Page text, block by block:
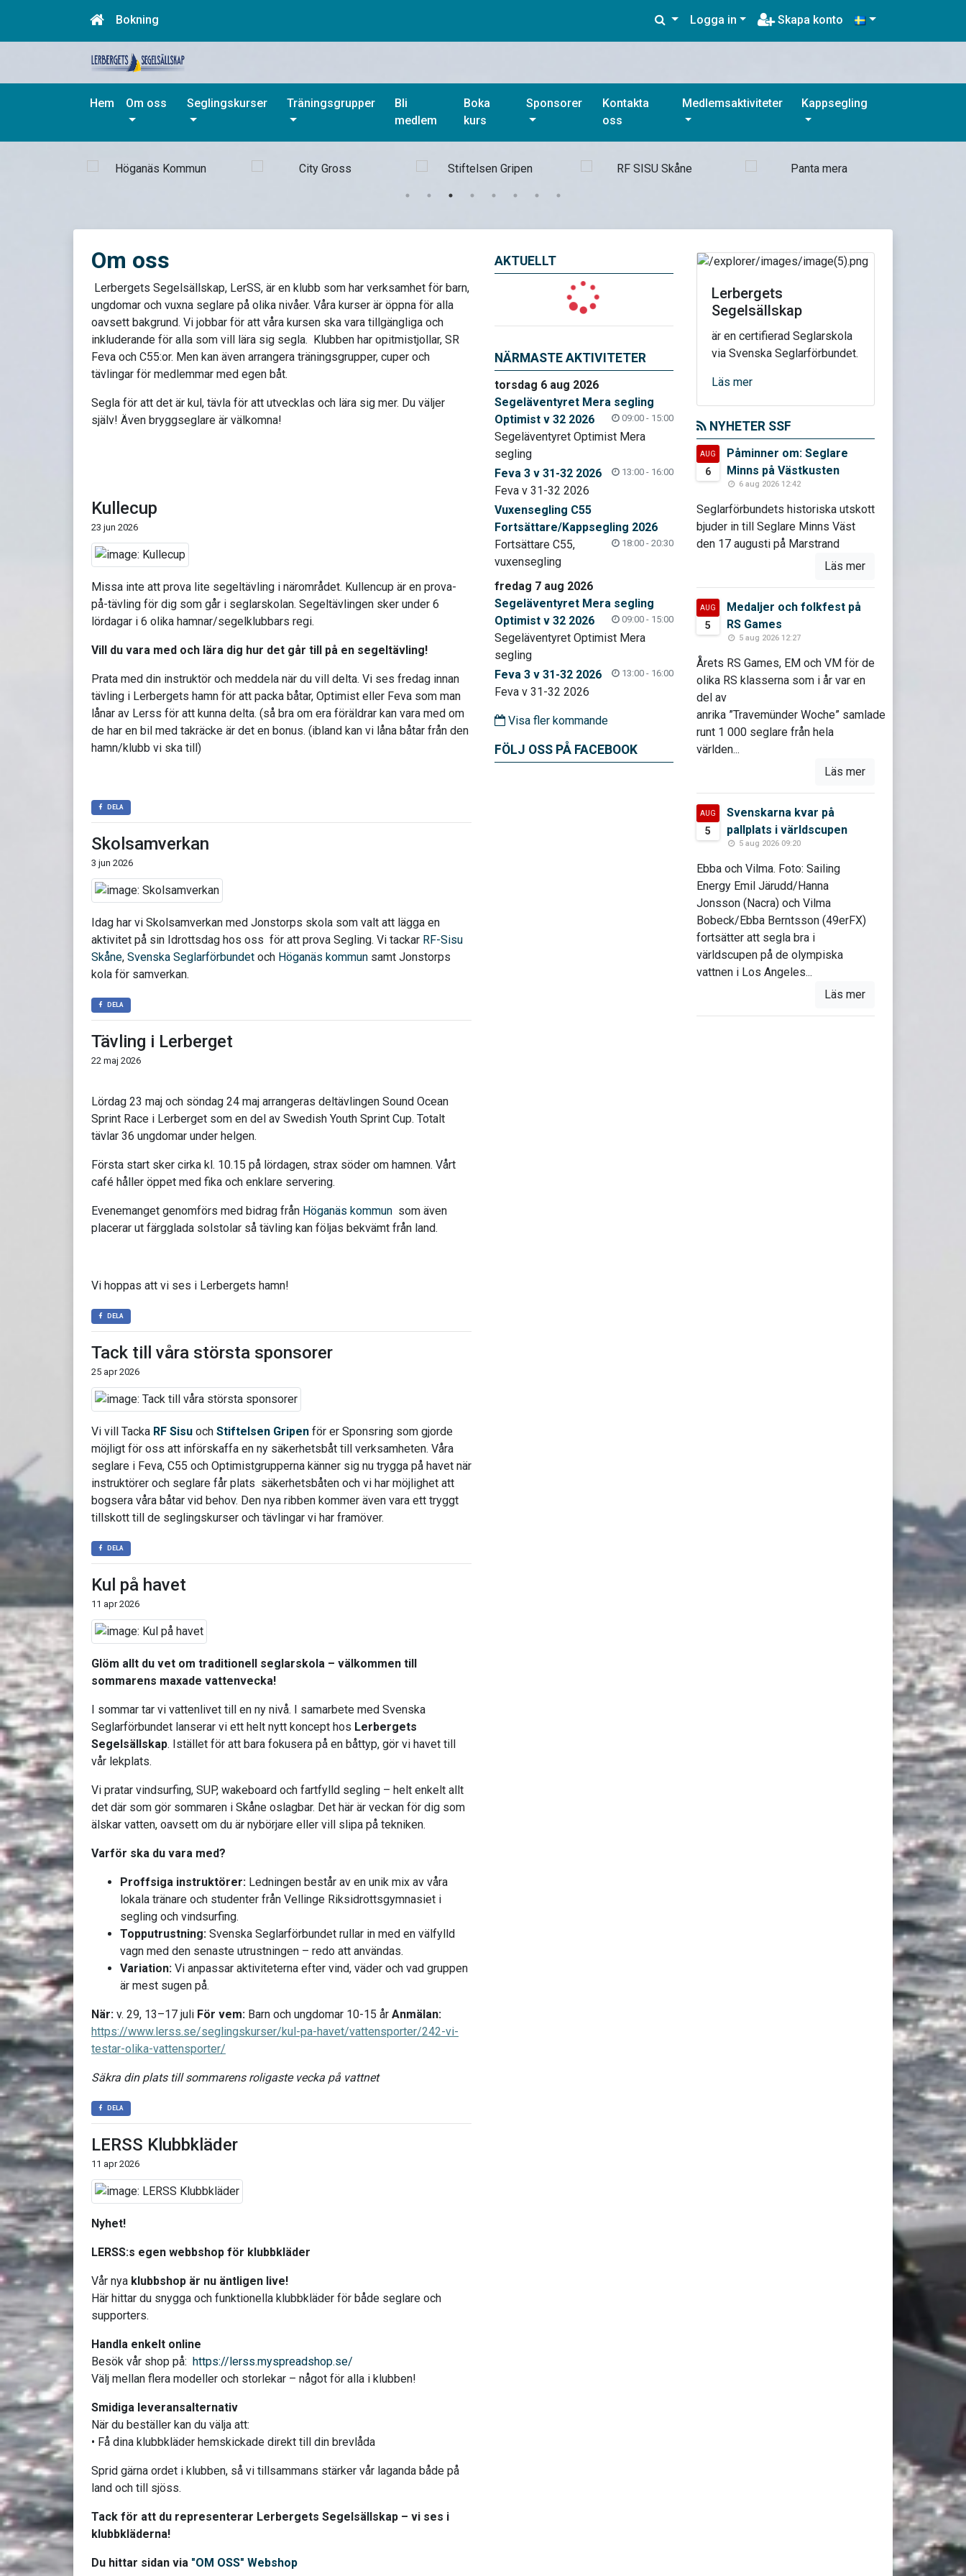
Bokning Logga in Skapa konto
Hem Om oss Seglingskurser Träningsgrupper
Bli
medlem
Boka
kurs
Sponsorer
Kontakta
oss
Medlemsaktiviteter Kappsegling
AKTUELLT
NÄRMASTE AKTIVITETER
torsdag 6 aug 2026
Segeläventyret Mera segling
Optimist v 32 2026
09:00 - 15:00
Segeläventyret Optimist Mera
segling
Feva 3 v 31-32 2026
13:00 - 16:00
Feva v 31-32 2026
Vuxensegling C55
Fortsättare/Kappsegling 2026
18:00 - 20:30
Fortsättare C55,
vuxensegling
fredag 7 aug 2026
Segeläventyret Mera segling
Optimist v 32 2026
09:00 - 15:00
Segeläventyret Optimist Mera
segling
Feva 3 v 31-32 2026
13:00 - 16:00
Feva v 31-32 2026
Visa fler kommande
FÖLJ OSS PÅ FACEBOOK
Om oss
Lerbergets Segelsällskap, LerSS, är en klubb som har verksamhet för barn,
ungdomar och vuxna seglare på olika nivåer. Våra kurser är öppna för alla
oavsett bakgrund. Vi jobbar för att våra kursen ska vara tillgängliga och
inkluderande för alla som vill lära sig segla. Klubben har opitmistjollar, SR
Feva och C55:or. Men kan även arrangera träningsgrupper, cuper och
tävlingar för medlemmar med egen båt.
Segla för att det är kul, tävla för att utvecklas och lära sig mer. Du väljer
själv! Även bryggseglare är välkomna!
Kullecup
23 jun 2026
Missa inte att prova lite segeltävling i närområdet. Kullencup är en prova-
på-tävling för dig som går i seglarskolan. Segeltävlingen sker under 6
lördagar i 6 olika hamnar/segelklubbars regi.
Vill du vara med och lära dig hur det går till på en segeltävling!
Prata med din instruktör och meddela när du vill delta. Vi ses fredag innan
tävling i Lerbergets hamn för att packa båtar, Optimist eller Feva som man
lånar av Lerss för att kunna delta. (så bra om era föräldrar kan vara med om
de har en bil med takräcke är det en bonus. (ibland kan vi låna båtar från den
hamn/klubb vi ska till)
DELA
Skolsamverkan
3 jun 2026
Idag har vi Skolsamverkan med Jonstorps skola som valt att lägga en
aktivitet på sin Idrottsdag hos oss för att prova Segling. Vi tackar RF-Sisu
Skåne, Svenska Seglarförbundet och Höganäs kommun samt Jonstorps
kola för samverkan.
DELA
Tävling i Lerberget
22 maj 2026
Lördag 23 maj och söndag 24 maj arrangeras deltävlingen Sound Ocean
Sprint Race i Lerberget som en del av Swedish Youth Sprint Cup. Totalt
tävlar 36 ungdomar under helgen.
Första start sker cirka kl. 10.15 på lördagen, strax söder om hamnen. Vårt
café håller öppet med fika och enklare servering.
Evenemanget genomförs med bidrag från Höganäs kommun som även
placerar ut färgglada solstolar så tävling kan följas bekvämt från land.
Vi hoppas att vi ses i Lerbergets hamn!
DELA
Tack till våra största sponsorer
25 apr 2026
Vi vill Tacka RF Sisu och Stiftelsen Gripen för er Sponsring som gjorde
möjligt för oss att införskaffa en ny säkerhetsbåt till verksamheten. Våra
seglare i Feva, C55 och Optimistgrupperna känner sig nu trygga på havet när
instruktörer och seglare får plats säkerhetsbåten och vi har möjlighet att
bogsera våra båtar vid behov. Den nya ribben kommer även vara ett tryggt
tillskott till de seglingskurser och tävlingar vi har framöver.
DELA
Kul på havet
11 apr 2026
Glöm allt du vet om traditionell seglarskola – välkommen till
sommarens maxade vattenvecka!
I sommar tar vi vattenlivet till en ny nivå. I samarbete med Svenska
Seglarförbundet lanserar vi ett helt nytt koncept hos Lerbergets
Segelsällskap. Istället för att bara fokusera på en båttyp, gör vi havet till
vår lekplats.
Vi pratar vindsurfing, SUP, wakeboard och fartfylld segling – helt enkelt allt
det där som gör sommaren i Skåne oslagbar. Det här är veckan för dig som
älskar vatten, oavsett om du är nybörjare eller vill slipa på tekniken.
Varför ska du vara med?
Proffsiga instruktörer: Ledningen består av en unik mix av våra
lokala tränare och studenter från Vellinge Riksidrottsgymnasiet i
segling och vindsurfing.
Topputrustning: Svenska Seglarförbundet rullar in med en välfylld
vagn med den senaste utrustningen – redo att användas.
Variation: Vi anpassar aktiviteterna efter vind, väder och vad gruppen
är mest sugen på.
När: v. 29, 13–17 juli För vem: Barn och ungdomar 10-15 år Anmälan:
https://www.lerss.se/seglingskurser/kul-pa-havet/vattensporter/242-vi-
testar-olika-vattensporter/
Säkra din plats till sommarens roligaste vecka på vattnet
DELA
LERSS Klubbkläder
11 apr 2026
Nyhet!
LERSS:s egen webbshop för klubbkläder
Vår nya klubbshop är nu äntligen live!
Här hittar du snygga och funktionella klubbkläder för både seglare och
supporters.
Handla enkelt online
Besök vår shop på: https://lerss.myspreadshop.se/
Välj mellan flera modeller och storlekar – något för alla i klubben!
Smidiga leveransalternativ
När du beställer kan du välja att:
• Få dina klubbkläder hemskickade direkt till din brevlåda
Sprid gärna ordet i klubben, så vi tillsammans stärker vår laganda både på
land och till sjöss.
Tack för att du representerar Lerbergets Segelsällskap – vi ses i
klubbkläderna!
Du hittar sidan via "OM OSS" Webshop
Lerbergets
Segelsällskap
är en certifierad Seglarskola
via Svenska Seglarförbundet.
Läs mer
NYHETER SSF
AUG
6
Påminner om: Seglare
Minns på Västkusten
6 aug 2026 12:42
Seglarförbundets historiska utskott
bjuder in till Seglare Minns Väst
den 17 augusti på Marstrand
Läs mer
AUG
5
Medaljer och folkfest på
RS Games
5 aug 2026 12:27
Årets RS Games, EM och VM för de
olika RS klasserna som i år var en
del av
anrika ”Travemünder Woche” samlade
runt 1 000 seglare från hela
världen...
Läs mer
AUG
5
Svenskarna kvar på
pallplats i världscupen
5 aug 2026 09:20
Ebba och Vilma. Foto: Sailing
Energy Emil Järudd/Hanna
Jonsson (Nacra) och Vilma
Bobeck/Ebba Berntsson (49erFX)
fortsätter att segla bra i
världscupen på de olympiska
vattnen i Los Angeles...
Läs mer